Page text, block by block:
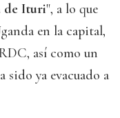
de Ituri", a lo que
en la capital,
así como un
sido ya evacuado a